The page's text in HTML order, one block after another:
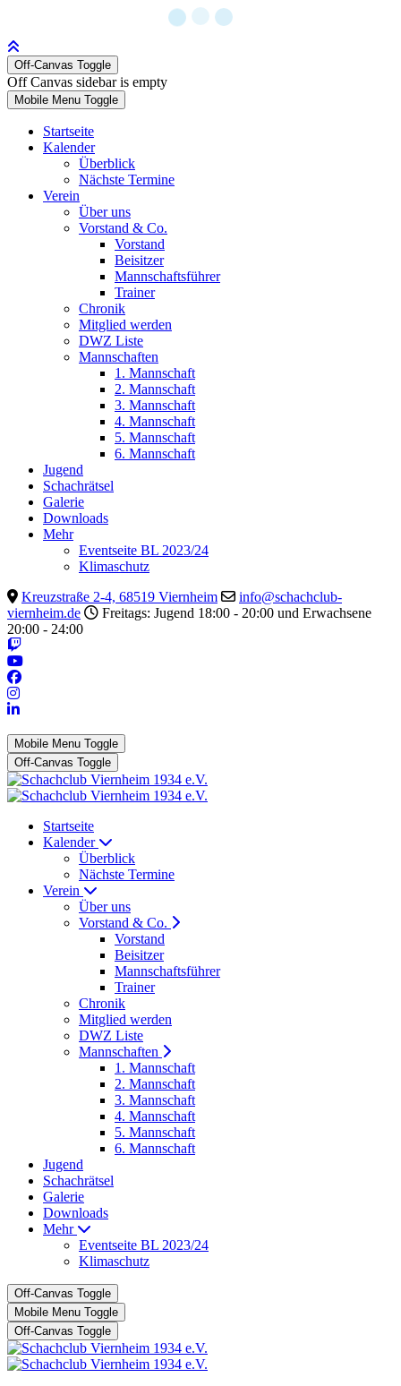
Off-Canvas Toggle
Off Canvas sidebar is empty
Mobile Menu Toggle
Startseite
Kalender
Überblick
Nächste Termine
Verein
Über uns
Vorstand & Co.
Vorstand
Beisitzer
Mannschaftsführer
Trainer
Chronik
Mitglied werden
DWZ Liste
Mannschaften
1. Mannschaft
2. Mannschaft
3. Mannschaft
4. Mannschaft
5. Mannschaft
6. Mannschaft
Jugend
Schachrätsel
Galerie
Downloads
Mehr
Eventseite BL 2023/24
Klimaschutz
Kreuzstraße 2-4, 68519 Viernheim
info@schachclub-
viernheim.de
Freitags: Jugend 18:00 - 20:00 und Erwachsene
20:00 - 24:00
Mobile Menu Toggle
Off-Canvas Toggle
Startseite
Kalender
Überblick
Nächste Termine
Verein
Über uns
Vorstand & Co.
Vorstand
Beisitzer
Mannschaftsführer
Trainer
Chronik
Mitglied werden
DWZ Liste
Mannschaften
1. Mannschaft
2. Mannschaft
3. Mannschaft
4. Mannschaft
5. Mannschaft
6. Mannschaft
Jugend
Schachrätsel
Galerie
Downloads
Mehr
Eventseite BL 2023/24
Klimaschutz
Off-Canvas Toggle
Mobile Menu Toggle
Off-Canvas Toggle